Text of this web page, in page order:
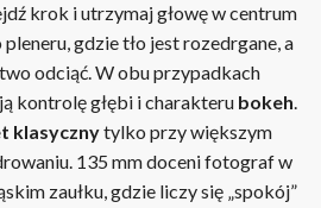
krok i utrzymaj głowę w centrum
gdzie tło jest rozedrgane, a
odciąć. W obu przypadkach
kontrolę głębi i charakteru bokeh.
klasycznytylko przy większym
135 mm doceni fotograf w
zaułku, gdzie liczy się „spokój”